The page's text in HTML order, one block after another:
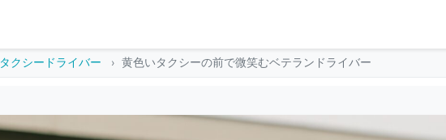
タクシードライバー 黄色いタクシーの前で微笑むベテランドライバー